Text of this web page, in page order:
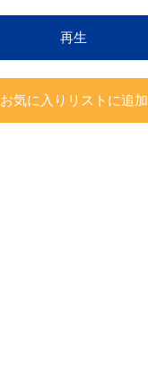
再生
お気に入りリストに追加